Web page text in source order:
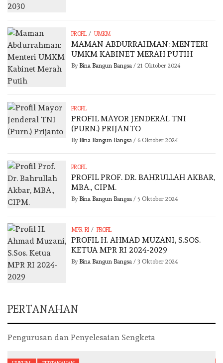
PROFIL / UMKM
MAMAN ABDURRAHMAN: MENTERI
UMKM KABINET MERAH PUTIH
By Bina Bangun Bangsa/ 21 Oktober 2024
PROFIL
PROFIL MAYOR JENDERAL TNI
(PURN.) PRIJANTO
By Bina Bangun Bangsa/ 6 Oktober 2024
PROFIL
PROFIL PROF. DR. BAHRULLAH AKBAR,
MBA., CIPM.
By Bina Bangun Bangsa/ 5 Oktober 2024
MPR RI / PROFIL
PROFIL H. AHMAD MUZANI, S.SOS.
KETUA MPR RI 2024-2029
By Bina Bangun Bangsa/ 3 Oktober 2024
PERTANAHAN
Pengurusan dan Penyelesaian Sengketa